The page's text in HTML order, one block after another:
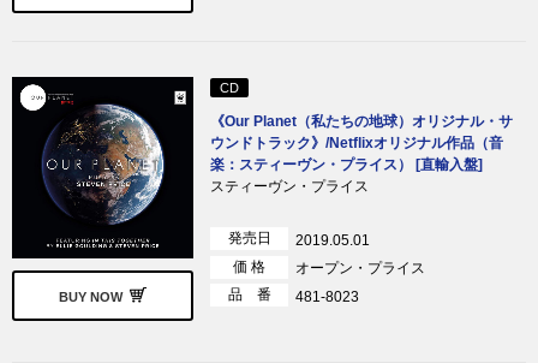
BUY NOW
CD
《Our Planet（私たちの地球）オリジナル・サ
ウンドトラック》/Netflixオリジナル作品（音
楽：スティーヴン・プライス） [直輸入盤]
スティーヴン・プライス
発売日
2019.05.01
価 格
オープン・プライス
品 番
481-8023